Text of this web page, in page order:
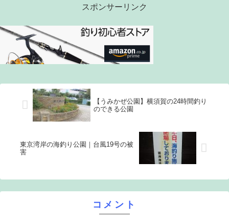
スポンサーリンク
【うみかぜ公園】横須賀の24時間釣り
のできる公園
東京湾岸の海釣り公園｜台風19号の被
害
コメント